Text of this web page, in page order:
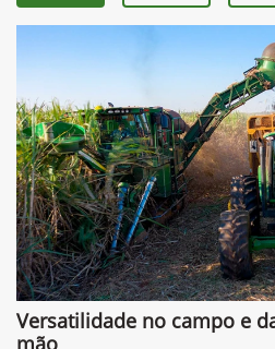
Versatilidade no campo e